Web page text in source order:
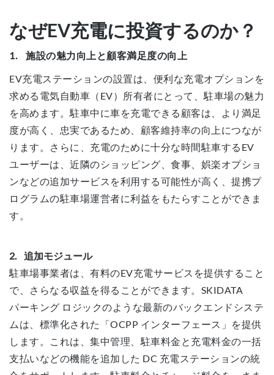
なぜEV充電に投資するのか？
1. 施設の魅力向上と顧客満足度の向上
EV充電ステーションの設置は、便利な充電オプションを
求める電気自動車（EV）所有者にとって、駐車場の魅力
を高めます。駐車中に車を充電できる顧客は、より満足
度が高く、忠実であるため、顧客維持率の向上につなが
ります。さらに、充電のために十分な時間駐車するEV
ユーザーは、近隣のショッピング、食事、娯楽オプショ
ンなどの追加サービスを利用する可能性が高く、提携プ
ログラムの駐車場運営者に利益をもたらすことができま
す。
2. 追加モジュール
駐車場事業者は、有料のEV充電サービスを提供すること
で、さらなる収益を得ることができます。SKIDATA
パーキング ロジックのような最新のバックエンドシステ
ムは、標準化された「OCPP インターフェース」を提供
します。これは、集中管理、駐車料金と充電料金の一括
支払いなどの機能を追加した DC 充電ステーションの統